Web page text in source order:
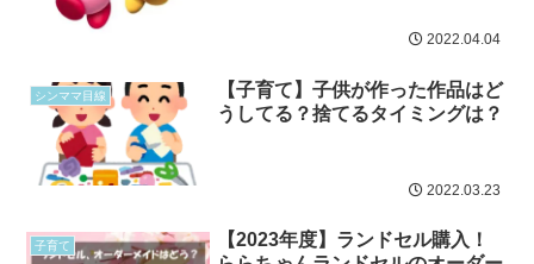
2022.04.04
シンママ目線
【子育て】子供が作った作品はど
うしてる？捨てるタイミングは？
2022.03.23
子育て
【2023年度】ランドセル購入！